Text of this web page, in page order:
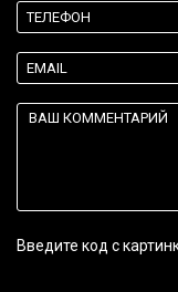
Введите код с